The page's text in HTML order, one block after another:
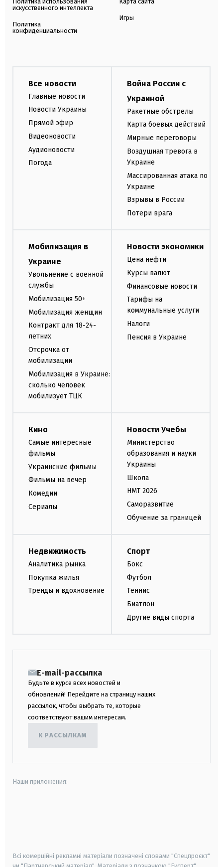
искусственного интеллекта
Политика
конфиденциальности
Игры
Все новости
Главные новости
Новости Украины
Прямой эфир
Видеоновости
Аудионовости
Погода
Война России с
Украиной
Ракетные обстрелы
Карта боевых действий
Мирные переговоры
Воздушная тревога в
Украине
Массированная атака по
Украине
Взрывы в России
Потери врага
Мобилизация в
Украине
Увольнение с военной
службы
Мобилизация 50+
Мобилизация женщин
Контракт для 18-24-
летних
Отсрочка от
мобилизации
Мобилизация в Украине:
сколько человек
мобилизует ТЦК
Новости экономики
Цена нефти
Курсы валют
Финансовые новости
Тарифы на
коммунальные услуги
Налоги
Пенсия в Украине
Кино
Самые интересные
фильмы
Украинские фильмы
Фильмы на вечер
Комедии
Сериалы
Новости Учебы
Министерство
образования и науки
Украины
Школа
НМТ 2026
Саморазвитие
Обучение за границей
Недвижимость
Аналитика рынка
Покупка жилья
Тренды и вдохновение
Спорт
Бокс
Футбол
Теннис
Биатлон
Другие виды спорта
E-mail-рассылка
Будьте в курсе всех новостей и
обновлений! Перейдите на страницу наших
рассылок, чтобы выбрать те, которые
соответствуют вашим интересам.
К РАССЫЛКАМ
Наши приложения:
Всі комерційні рекламні матеріали позначені словами "Спецпроєкт"